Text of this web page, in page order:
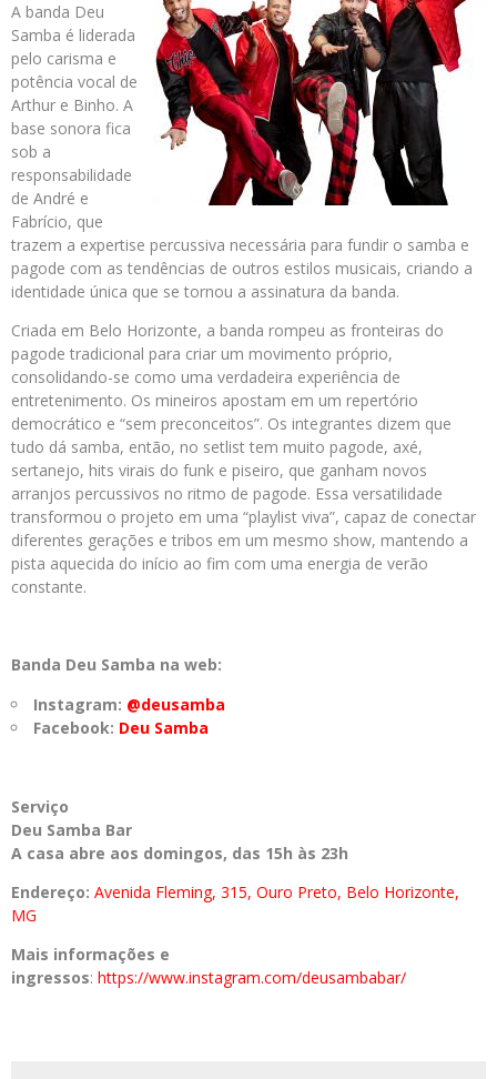
A banda Deu
Samba é liderada
pelo carisma e
potência vocal de
Arthur e Binho. A
base sonora fica
sob a
responsabilidade
de André e
Fabrício, que
trazem a expertise percussiva necessária para fundir o samba e
pagode com as tendências de outros estilos musicais, criando a
identidade única que se tornou a assinatura da banda.
Criada em Belo Horizonte, a banda rompeu as fronteiras do
pagode tradicional para criar um movimento próprio,
consolidando-se como uma verdadeira experiência de
entretenimento. Os mineiros apostam em um repertório
democrático e “sem preconceitos”. Os integrantes dizem que
tudo dá samba, então, no setlist tem muito pagode, axé,
sertanejo, hits virais do funk e piseiro, que ganham novos
arranjos percussivos no ritmo de pagode. Essa versatilidade
transformou o projeto em uma “playlist viva”, capaz de conectar
diferentes gerações e tribos em um mesmo show, mantendo a
pista aquecida do início ao fim com uma energia de verão
constante.
Banda Deu Samba na web:
Instagram: @deusamba
Facebook: Deu Samba
Serviço
Deu Samba Bar
A casa abre aos domingos, das 15h às 23h
Endereço: Avenida Fleming, 315, Ouro Preto, Belo Horizonte,
MG
Mais informações e
ingressos: https://www.instagram.com/deusambabar/